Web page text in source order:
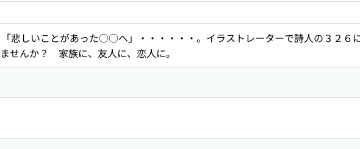
悲しいことがあった○○へ」・・・・・・。イラストレーターで詩人の３２６
せんか？ 家族に、友人に、恋人に。